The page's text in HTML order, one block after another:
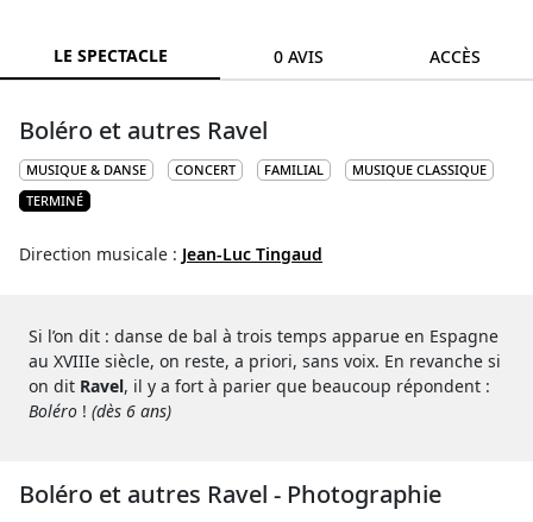
LE SPECTACLE 0 AVIS ACCÈS
Boléro et autres Ravel
MUSIQUE & DANSE CONCERT FAMILIAL
MUSIQUE CLASSIQUE
TERMINÉ
Direction musicale : Jean-Luc Tingaud
Si l’on dit : danse de bal à trois temps apparue en Espagne
au XVIIIe siècle, on reste, a priori, sans voix. En revanche si
on dit Ravel, il y a fort à parier que beaucoup répondent :
Boléro ! (dès 6 ans)
Boléro et autres Ravel - Photographie